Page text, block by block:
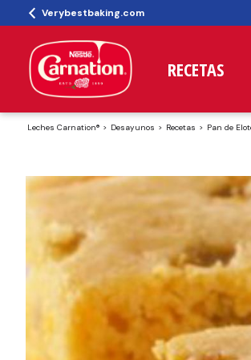
Verybestbaking.com
RECETAS
Leches Carnation® Desayunos Recetas Pan de